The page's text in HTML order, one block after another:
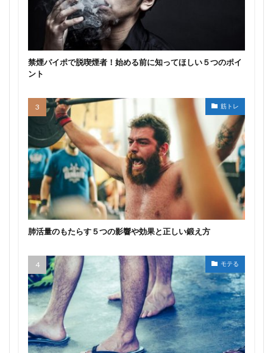
禁煙パイポで脱喫煙者！始める前に知ってほしい５つのポイ
ント
筋トレ
肺活量のもたらす５つの影響や効果と正しい鍛え方
モテる